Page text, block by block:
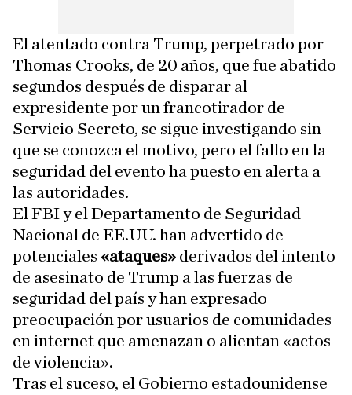
El atentado contra Trump, perpetrado por
Thomas Crooks, de 20 años, que fue abatido
segundos después de disparar al
expresidente por un francotirador de
Servicio Secreto, se sigue investigando sin
que se conozca el motivo, pero el fallo en la
seguridad del evento ha puesto en alerta a
las autoridades.
El FBI y el Departamento de Seguridad
Nacional de EE.UU. han advertido de
potenciales «ataques» derivados del intento
de asesinato de Trump a las fuerzas de
seguridad del país y han expresado
preocupación por usuarios de comunidades
en internet que amenazan o alientan «actos
de violencia».
Tras el suceso, el Gobierno estadounidense